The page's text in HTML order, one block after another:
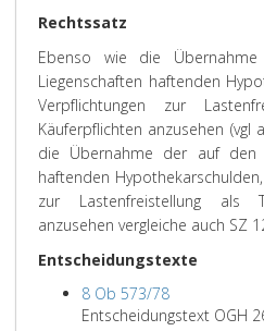
Rechtssatz
Ebenso wie die
Liegenschaften haftenden
Verpflichtungen zur
Käuferpflichten anzusehen (vgl
die Übernahme der auf den
haftenden
zur Lastenfreistellung als
anzusehen vergleiche auch SZ
Entscheidungstexte
8 Ob 573/78
Entscheidungstext OGH